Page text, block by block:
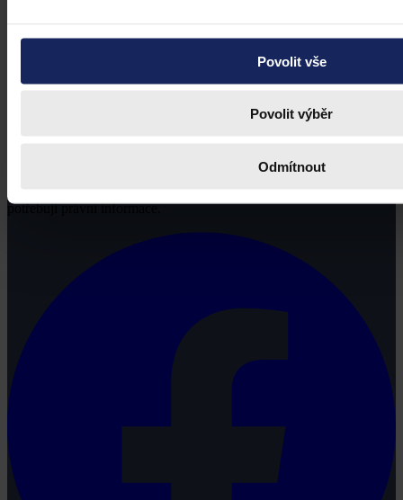
Povolit vše
Povolit výběr
Odmítnout
Právní portál, jehož cílovou skupinou jsou nejenom právní
potřebují právní informace.